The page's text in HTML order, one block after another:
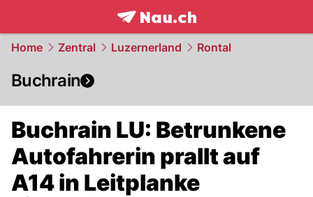
frontpage.NAU.ch
Home Zentral Luzernerland Rontal
Buchrain
Buchrain LU: Betrunkene
Autofahrerin prallt auf
A14 in Leitplanke